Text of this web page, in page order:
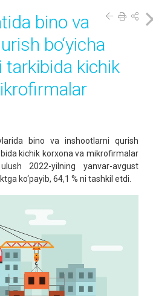
bino va
bo‘yicha
tarkibida kichik
bino va inshootlarni qurish
kichik korxona va mikrofirmalar
2022-yilning yanvar-avgust
ko‘payib, 64,1 % ni tashkil etdi.